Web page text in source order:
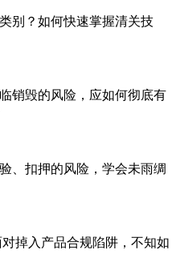
别？如何快速掌握清关技
销毁的风险，应如何彻底有
、扣押的风险，学会未雨绸
掉入产品合规陷阱，不知如